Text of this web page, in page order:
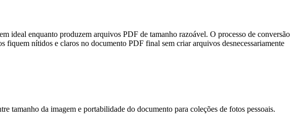
ideal enquanto produzem arquivos PDF de tamanho razoável. O processo de conversão
fiquem nítidos e claros no documento PDF final sem criar arquivos desnecessariamente
tamanho da imagem e portabilidade do documento para coleções de fotos pessoais.